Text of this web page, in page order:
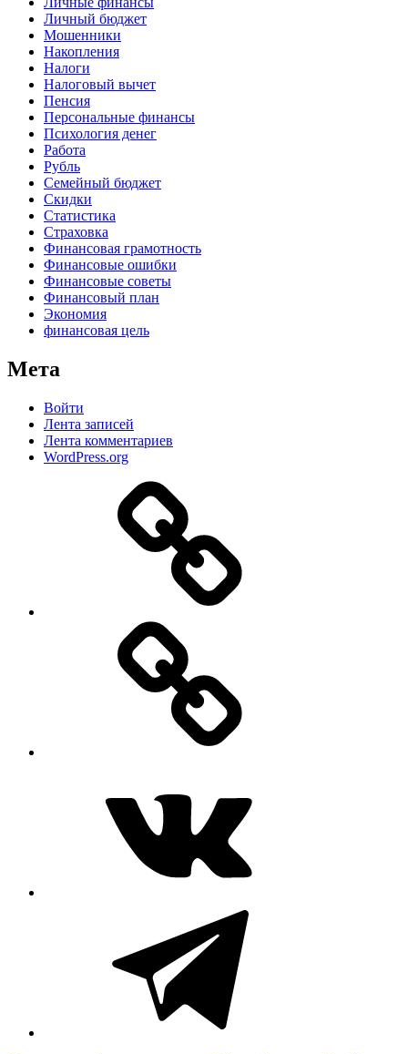
Личный бюджет
Мошенники
Накопления
Налоги
Налоговый вычет
Пенсия
Персональные финансы
Психология денег
Работа
Рубль
Семейный бюджет
Скидки
Статистика
Страховка
Финансовая грамотность
Финансовые ошибки
Финансовые советы
Финансовый план
Экономия
финансовая цель
Мета
Войти
Лента записей
Лента комментариев
WordPress.org